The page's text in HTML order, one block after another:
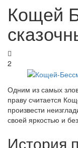
Кощей
2
Одним из самых
праву считается
произвести
своей яркостью и
История